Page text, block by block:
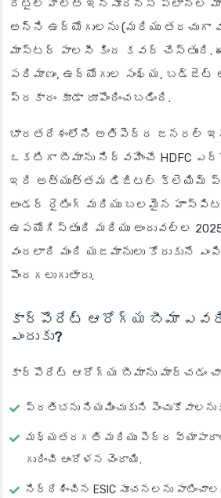
రిటైల్ హెల్త్ ఇన్సూరెన్స్ ప్లాన్‌ల
అన్ని ఉద్యోగులను (మరియు తరచుగా
మాస్టర్ పాలసీ కింద కవర్
పరిమాణం, ఉద్యోగుల సంఖ్య,
ప్రకారం కూడా రూపొందించబడింది.
భారతదేశంలోని అతిపెద్ద జనరల్
ఒకటిగా బీమాను నిర్వహించే HDFC ఎర్గో
ఇది అత్యుత్తమ డిజిటల్ క్లెయిమ్
అండర్ రైటింగ్ మరియు బలమైన
ఉపయోగిస్తుంది మరియు అందువల్ల
వందలాది మంది యజమానులు కోరుకునే
పొందగలుగుతారు.
కార్పొరేట్ ఆరోగ్య బీమా
ఎందుకు?
కార్పొరేట్ ఆరోగ్య బీమాను మార్చడం
ప్రతిభను నియమించుకుని
మధ్యతరగతి మరియు పెద్ద
గురించి ఆందోళన చెందాయి.
నిర్దేశించిన ESIC సూచనలను